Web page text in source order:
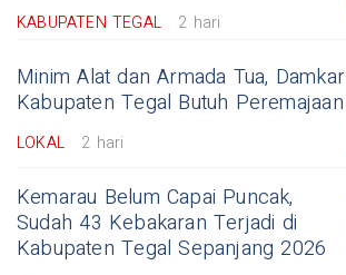
KABUPATEN TEGAL 2 hari
Minim Alat dan Armada Tua, Damkar
Kabupaten Tegal Butuh Peremajaan
LOKAL 2 hari
Kemarau Belum Capai Puncak,
Sudah 43 Kebakaran Terjadi di
Kabupaten Tegal Sepanjang 2026